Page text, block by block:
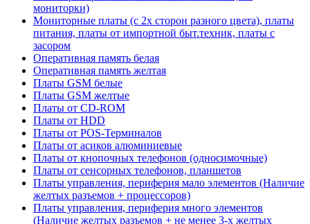
мониторки)
Мониторные платы (с 2х сторон разного цвета), платы
питания, платы от импортной быт.техник, платы с
засором
Оперативная память белая
Оперативная память желтая
Платы GSM белые
Платы GSM желтые
Платы от CD-ROM
Платы от HDD
Платы от POS-Терминалов
Платы от асиков алюминиевые
Платы от кнопочных телефонов (односимочные)
Платы от сенсорных телефонов, планшетов
Платы управления, периферия мало элементов (Наличие
желтых разъемов + процессоров)
Платы управления, периферия много элементов
(Наличие желтых разъемов + не менее 3-х желтых